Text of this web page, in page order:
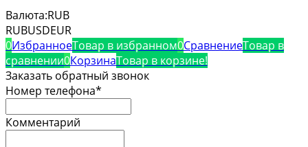
Валюта:RUB
RUBUSDEUR
0ИзбранноеТовар в избранном0СравнениеТовар в
сравнении0КорзинаТовар в корзине!
Заказать обратный звонок
Номер телефона*
Комментарий